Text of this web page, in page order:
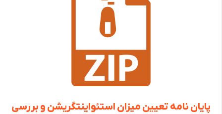
پایان نامه تعیین میزان استئواینتگریشن و بررسی